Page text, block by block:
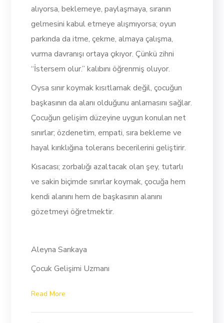
alıyorsa, beklemeye, paylaşmaya, sıranın
gelmesini kabul etmeye alışmıyorsa; oyun
parkında da itme, çekme, almaya çalışma,
vurma davranışı ortaya çıkıyor. Çünkü zihni
“İstersem olur.” kalıbını öğrenmiş oluyor.
Oysa sınır koymak kısıtlamak değil, çocuğun
başkasının da alanı olduğunu anlamasını sağlar.
Çocuğun gelişim düzeyine uygun konulan net
sınırlar; özdenetim, empati, sıra bekleme ve
hayal kırıklığına tolerans becerilerini geliştirir.
Kısacası; zorbalığı azaltacak olan şey, tutarlı
ve sakin biçimde sınırlar koymak, çocuğa hem
kendi alanını hem de başkasının alanını
gözetmeyi öğretmektir.
Aleyna Sarıkaya
Çocuk Gelişimi Uzmanı
Read More